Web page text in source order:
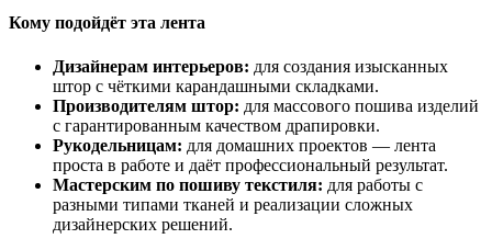
Кому подойдёт эта лента
Дизайнерам интерьеров: для создания изысканных
штор с чёткими карандашными складками.
Производителям штор: для массового пошива изделий
с гарантированным качеством драпировки.
Рукодельницам: для домашних проектов — лента
проста в работе и даёт профессиональный результат.
Мастерским по пошиву текстиля: для работы с
разными типами тканей и реализации сложных
дизайнерских решений.